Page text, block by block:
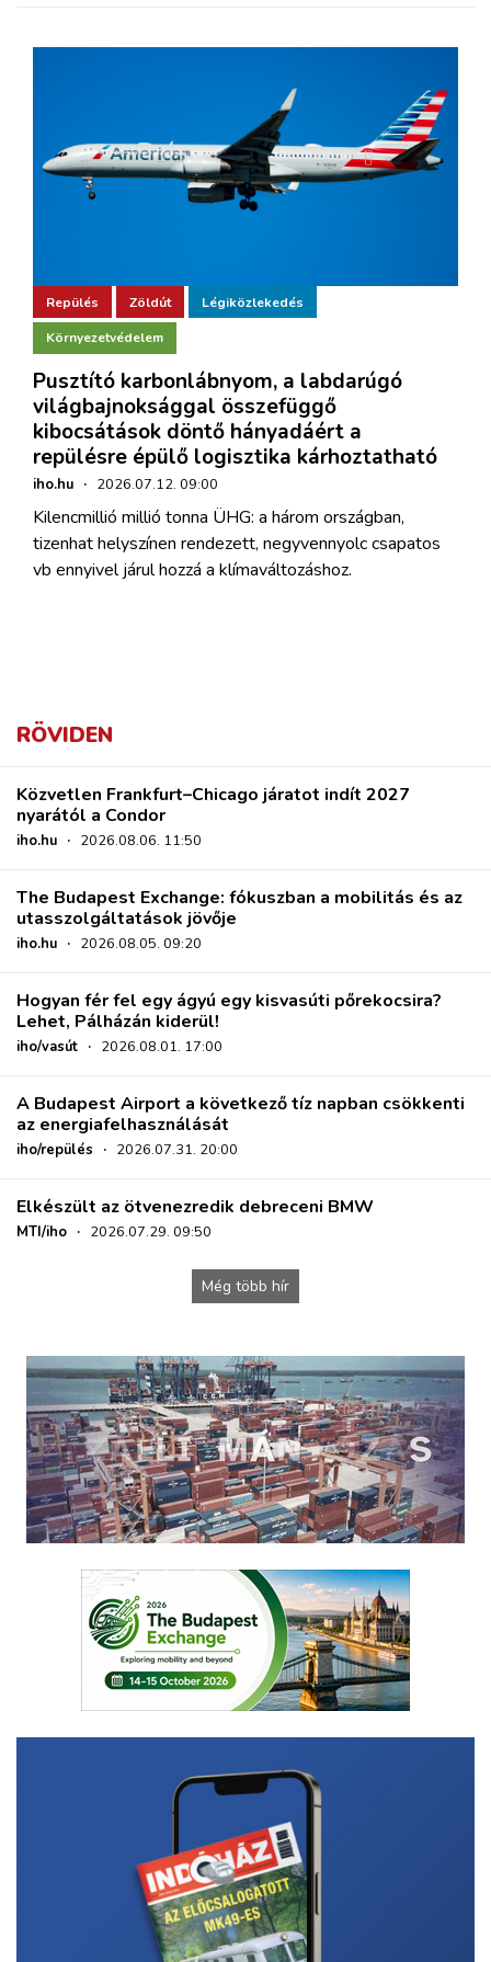
Repülés Zöldút Légiközlekedés
Környezetvédelem
Pusztító karbonlábnyom, a labdarúgó
világbajnoksággal összefüggő
kibocsátások döntő hányadáért a
repülésre épülő logisztika kárhoztatható
iho.hu · 2026.07.12. 09:00
Kilencmillió millió tonna ÜHG: a három országban,
tizenhat helyszínen rendezett, negyvennyolc csapatos
vb ennyivel járul hozzá a klímaváltozáshoz.
RÖVIDEN
Közvetlen Frankfurt–Chicago járatot indít 2027
nyarától a Condor
iho.hu · 2026.08.06. 11:50
The Budapest Exchange: fókuszban a mobilitás és az
utasszolgáltatások jövője
iho.hu · 2026.08.05. 09:20
Hogyan fér fel egy ágyú egy kisvasúti pőrekocsira?
Lehet, Pálházán kiderül!
iho/vasút · 2026.08.01. 17:00
A Budapest Airport a következő tíz napban csökkenti
az energiafelhasználását
iho/repülés · 2026.07.31. 20:00
Elkészült az ötvenezredik debreceni BMW
MTI/iho · 2026.07.29. 09:50
Még több hír